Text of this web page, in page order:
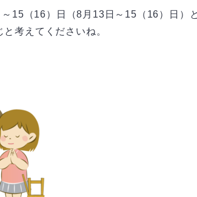
15（16）日（8月13日～15（16）日）
考えてくださいね。